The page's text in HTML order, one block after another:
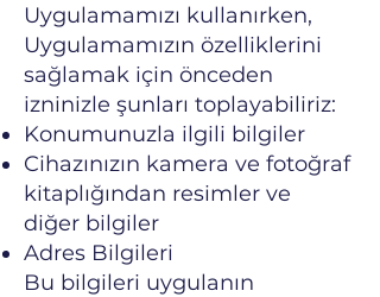
Uygulamamızı kullanırken,
Uygulamamızın özelliklerini
sağlamak için önceden
izninizle şunları toplayabiliriz:
Konumunuzla ilgili bilgiler
Cihazınızın kamera ve fotoğraf
kitaplığından resimler ve
diğer bilgiler
Adres Bilgileri
Bu bilgileri uygulanın